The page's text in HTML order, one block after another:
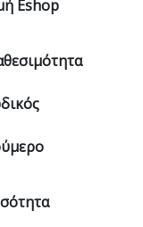
Eshop